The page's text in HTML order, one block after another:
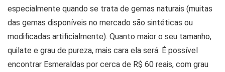
especialmente quando se trata de gemas naturais (muitas
das gemas disponíveis no mercado são sintéticas ou
modificadas artificialmente). Quanto maior o seu tamanho,
quilate e grau de pureza, mais cara ela será. É possível
encontrar Esmeraldas por cerca de R$ 60 reais, com grau